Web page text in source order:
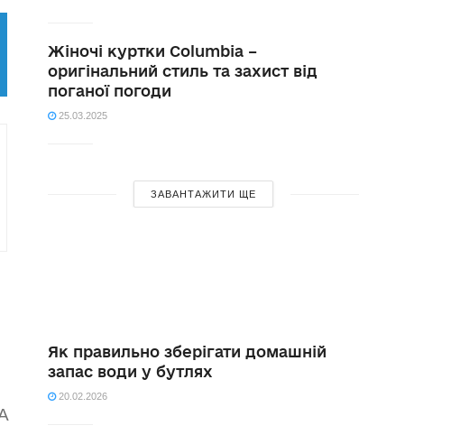
Жіночі куртки Columbia –
оригінальний стиль та захист від
поганої погоди
25.03.2025
ЗАВАНТАЖИТИ ЩЕ
Як правильно зберігати домашній
запас води у бутлях
20.02.2026